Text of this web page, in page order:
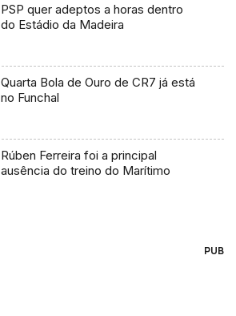
PSP quer adeptos a horas dentro
do Estádio da Madeira
Quarta Bola de Ouro de CR7 já está
no Funchal
Rúben Ferreira foi a principal
ausência do treino do Marítimo
PUB